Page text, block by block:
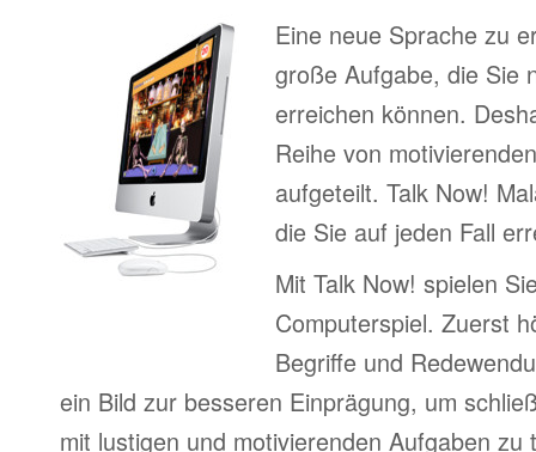
Eine neue Sprache zu
große Aufgabe, die Sie
erreichen können.
Reihe von
aufgeteilt. Talk Now!
die Sie auf jeden Fall
Mit Talk Now! spielen
Computerspiel. Zuerst
Begriffe und
ein Bild zur besseren Einprägung, um
mit lustigen und motivierenden Aufgaben zu